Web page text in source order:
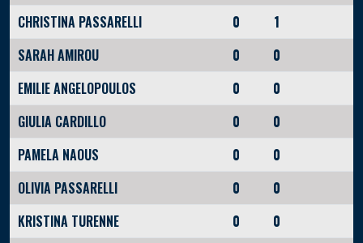
CHRISTINA PASSARELLI
0
1
SARAH AMIROU
0
0
EMILIE ANGELOPOULOS
0
0
GIULIA CARDILLO
0
0
PAMELA NAOUS
0
0
OLIVIA PASSARELLI
0
0
KRISTINA TURENNE
0
0